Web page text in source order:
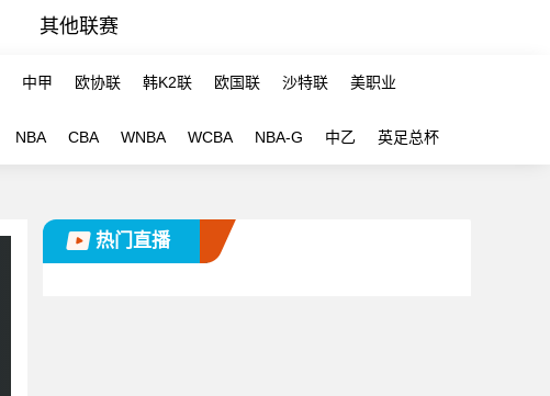
其他联赛
中甲 欧协联 韩K2联 欧国联 沙特联 美职业
NBA CBA WNBA WCBA NBA-G 中乙 英足总杯
热门直播